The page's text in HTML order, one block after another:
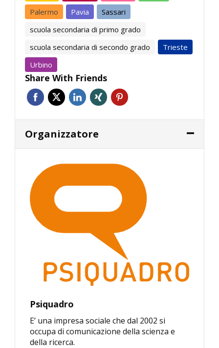
Palermo
Pavia
Sassari
scuola secondaria di primo grado
scuola secondaria di secondo grado
Trieste
Urbino
Share With Friends
Organizzatore
Psiquadro
E’ una impresa sociale che dal 2002 si
occupa di comunicazione della scienza e
della ricerca.